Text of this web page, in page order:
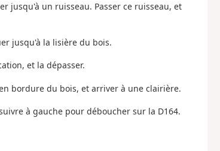
jusqu'à un ruisseau. Passer ce ruisseau, et
jusqu'à la lisière du bois.
et la dépasser.
bordure du bois, et arriver à une clairière.
à gauche pour déboucher sur la D164.